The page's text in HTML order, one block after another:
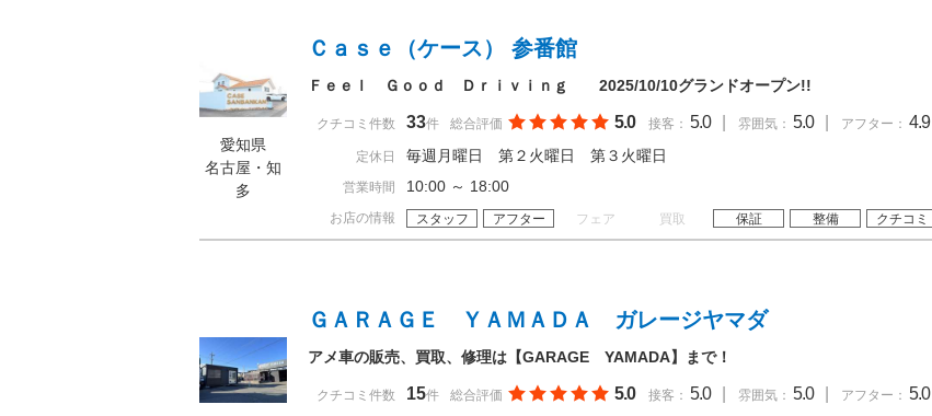
愛知県
名古屋・知
多
Ｃａｓｅ（ケース） 参番館
Ｆｅｅｌ Ｇｏｏｄ Ｄｒｉｖｉｎｇ 2025/10/10グランドオープン!!
クチコミ件数 33件 総合評価 5.0 接客： 5.0 雰囲気： 5.0 アフター： 4.9
定休日 毎週月曜日 第２火曜日 第３火曜日
営業時間 10:00 ～ 18:00
お店の情報 スタッフ アフター フェア 買取 保証 整備 クチコミ
ＧＡＲＡＧＥ ＹＡＭＡＤＡ ガレージヤマダ
アメ車の販売、買取、修理は【GARAGE YAMADA】まで！
クチコミ件数 15件 総合評価 5.0 接客： 5.0 雰囲気： 5.0 アフター： 5.0